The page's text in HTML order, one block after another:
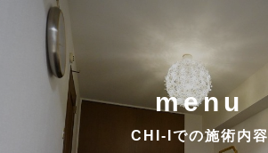
menu
CHI-Iでの施術内容